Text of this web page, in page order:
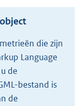
o
t
t
e
:
2
K
die zijn
Language
de
bestand is
de